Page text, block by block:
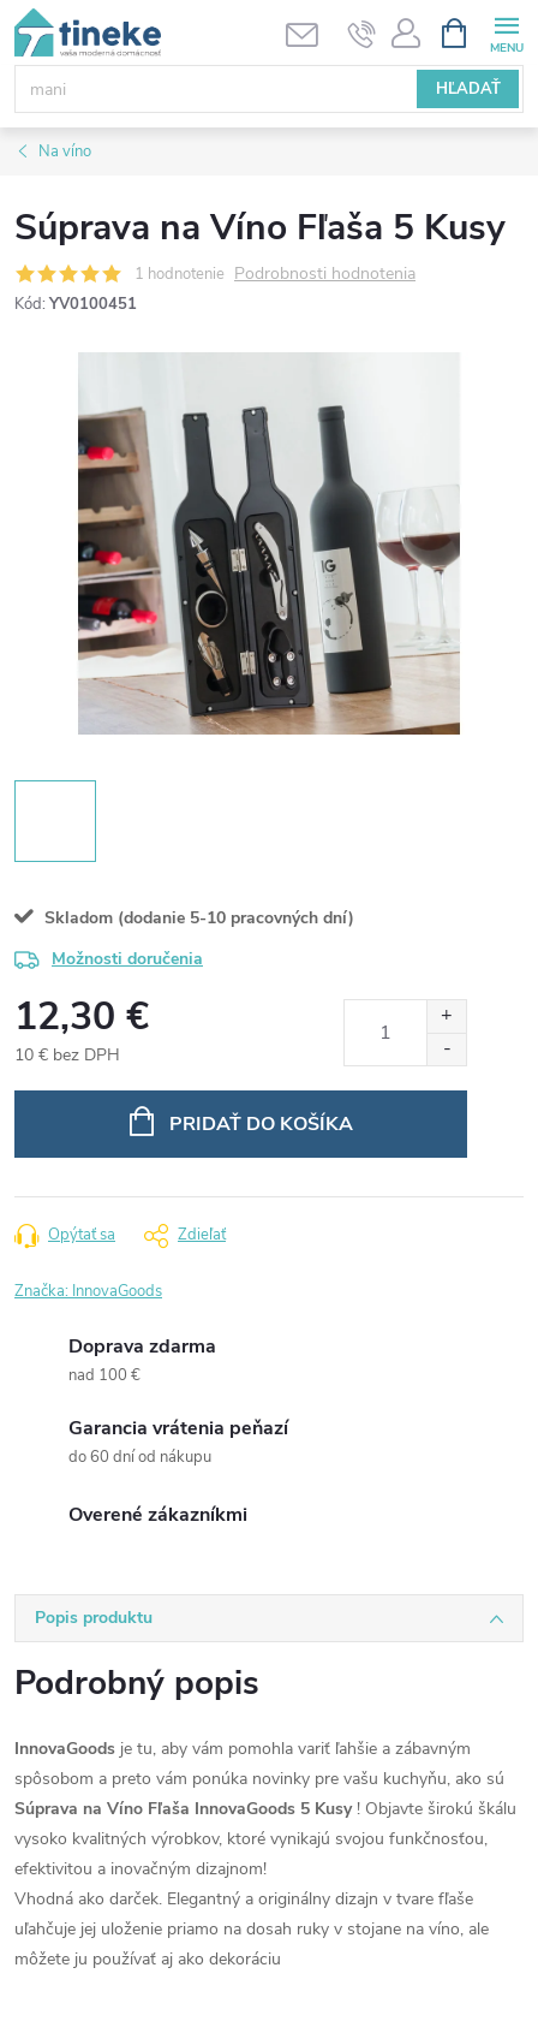
Prejsť
obsah
HĽADAŤ
KOŠÍK
Na víno
Súprava na Víno Fľaša 5 Kusy
1 hodnotenie Podrobnosti hodnotenia
Kód: YV0100451
Skladom (dodanie 5-10 pracovných dní)
Možnosti doručenia
12,30 €
10 € bez DPH
PRIDAŤ DO KOŠÍKA
Opýtať sa Zdieľať
Značka: InnovaGoods
Doprava zdarma
nad 100 €
Garancia vrátenia peňazí
do 60 dní od nákupu
Overené zákazníkmi
Popis produktu
Podrobný popis
InnovaGoods je tu, aby vám pomohla variť ľahšie a zábavným
spôsobom a preto vám ponúka novinky pre vašu kuchyňu, ako sú
Súprava na Víno Fľaša InnovaGoods 5 Kusy ! Objavte širokú škálu
vysoko kvalitných výrobkov, ktoré vynikajú svojou funkčnosťou,
efektivitou a inovačným dizajnom!
Vhodná ako darček. Elegantný a originálny dizajn v tvare fľaše
uľahčuje jej uloženie priamo na dosah ruky v stojane na víno, ale
môžete ju používať aj ako dekoráciu